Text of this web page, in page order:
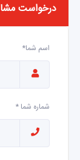
درخواست
اسم شما*
شماره شما *